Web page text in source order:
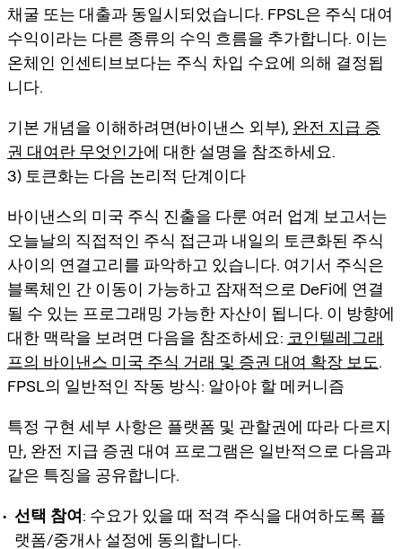
채굴 또는 대출과 동일시되었습니다. FPSL은 주식 대여
수익이라는 다른 종류의 수익 흐름을 추가합니다. 이는
온체인 인센티브보다는 주식 차입 수요에 의해 결정됩
니다.
기본 개념을 이해하려면(바이낸스 외부), 완전 지급 증
권 대여란 무엇인가에 대한 설명을 참조하세요.
3) 토큰화는 다음 논리적 단계이다
바이낸스의 미국 주식 진출을 다룬 여러 업계 보고서는
오늘날의 직접적인 주식 접근과 내일의 토큰화된 주식
사이의 연결고리를 파악하고 있습니다. 여기서 주식은
블록체인 간 이동이 가능하고 잠재적으로 DeFi에 연결
될 수 있는 프로그래밍 가능한 자산이 됩니다. 이 방향에
대한 맥락을 보려면 다음을 참조하세요: 코인텔레그래
프의 바이낸스 미국 주식 거래 및 증권 대여 확장 보도.
FPSL의 일반적인 작동 방식: 알아야 할 메커니즘
특정 구현 세부 사항은 플랫폼 및 관할권에 따라 다르지
만, 완전 지급 증권 대여 프로그램은 일반적으로 다음과
같은 특징을 공유합니다.
선택 참여: 수요가 있을 때 적격 주식을 대여하도록 플
랫폼/중개사 설정에 동의합니다.